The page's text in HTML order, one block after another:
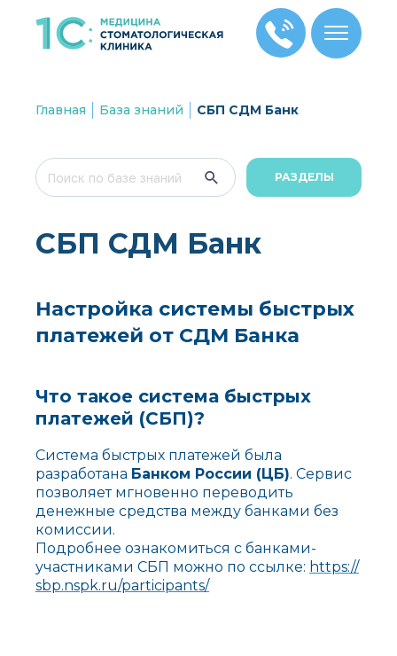
Главная База знаний СБП СДМ Банк
РАЗДЕЛЫ
СБП СДМ Банк
Настройка системы быстрых
платежей от СДМ Банка
Что такое система быстрых
платежей (СБП)?
Система быстрых платежей была
разработана Банком России (ЦБ). Сервис
позволяет мгновенно переводить
денежные средства между банками без
комиссии.
Подробнее ознакомиться с банками-
участниками СБП можно по ссылке: https://
sbp.nspk.ru/participants/